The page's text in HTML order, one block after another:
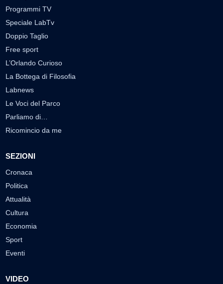
Programmi TV
Speciale LabTv
Doppio Taglio
Free sport
L’Orlando Curioso
La Bottega di Filosofia
Labnews
Le Voci del Parco
Parliamo di…
Ricomincio da me
SEZIONI
Cronaca
Politica
Attualità
Cultura
Economia
Sport
Eventi
VIDEO